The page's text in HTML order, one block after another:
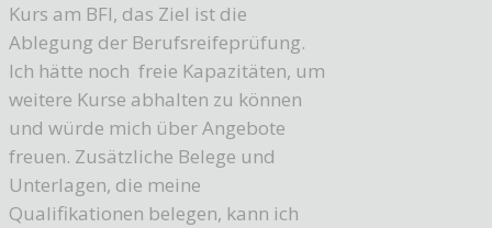
Kurs am BFI, das Ziel ist die
Ablegung der Berufsreifeprüfung.
Ich hätte noch freie Kapazitäten, um
weitere Kurse abhalten zu können
und würde mich über Angebote
freuen. Zusätzliche Belege und
Unterlagen, die meine
Qualifikationen belegen, kann ich